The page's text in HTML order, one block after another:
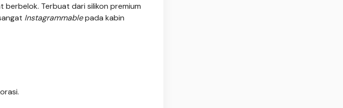
Terbuat dari silikon premium
Instagrammablepada kabin